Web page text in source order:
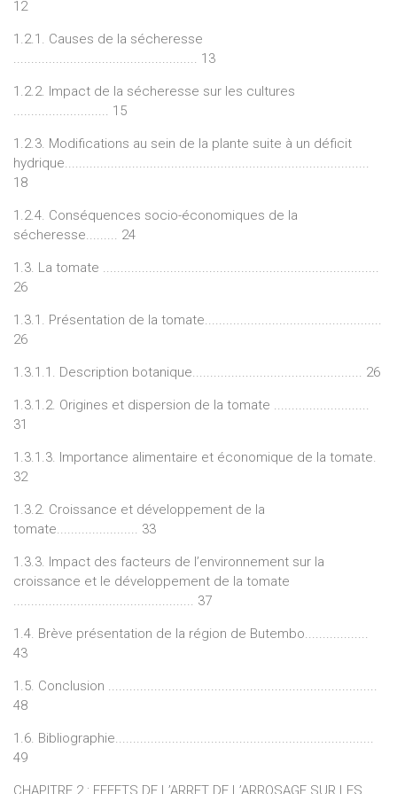
12
1.2.1. Causes de la sécheresse
.................................................... 13
1.2.2. Impact de la sécheresse sur les cultures
........................... 15
1.2.3. Modifications au sein de la plante suite à un déficit
hydrique......................................................................................
18
1.2.4. Conséquences socio-économiques de la
sécheresse......... 24
1.3. La tomate ..............................................................................
26
1.3.1. Présentation de la tomate..................................................
26
1.3.1.1. Description botanique................................................ 26
1.3.1.2. Origines et dispersion de la tomate ...........................
31
1.3.1.3. Importance alimentaire et économique de la tomate.
32
1.3.2. Croissance et développement de la
tomate....................... 33
1.3.3. Impact des facteurs de l’environnement sur la
croissance et le développement de la tomate
................................................... 37
1.4. Brève présentation de la région de Butembo..................
43
1.5. Conclusion ............................................................................
48
1.6. Bibliographie.........................................................................
49
CHAPITRE 2 : EFFETS DE L’ARRET DE L’ARROSAGE SUR LES